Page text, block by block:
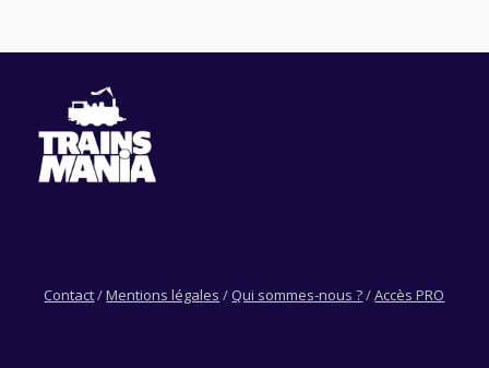
Contact/Mentions légales / Qui sommes-nous ?/Accès PRO